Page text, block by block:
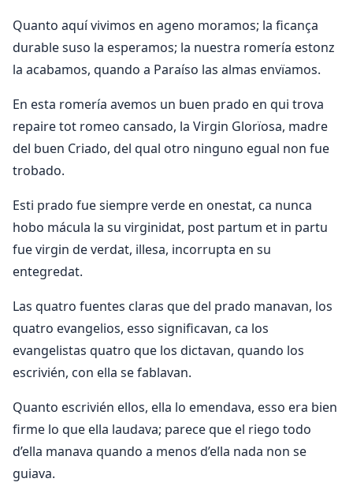
Quanto aquí vivimos en ageno moramos; la ficança
durable suso la esperamos; la nuestra romería estonz
la acabamos, quando a Paraíso las almas envïamos.
En esta romería avemos un buen prado en qui trova
repaire tot romeo cansado, la Virgin Glorïosa, madre
del buen Criado, del qual otro ninguno egual non fue
trobado.
Esti prado fue siempre verde en onestat, ca nunca
hobo mácula la su virginidat, post partum et in partu
fue virgin de verdat, illesa, incorrupta en su
entegredat.
Las quatro fuentes claras que del prado manavan, los
quatro evangelios, esso significavan, ca los
evangelistas quatro que los dictavan, quando los
escrivién, con ella se fablavan.
Quanto escrivién ellos, ella lo emendava, esso era bien
firme lo que ella laudava; parece que el riego todo
d’ella manava quando a menos d’ella nada non se
guiava.